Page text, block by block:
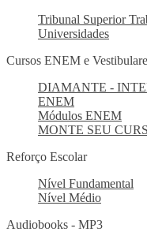
Tribunal Superior
Universidades
Cursos ENEM e
DIAMANTE -
ENEM
Módulos ENEM
MONTE SEU
Reforço Escolar
Nível Fundamental
Nível Médio
Audiobooks - MP3